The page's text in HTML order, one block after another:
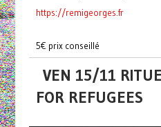
https://remigeorges.fr
5€ prix conseillé
VEN 15/11
FOR REFUGEES